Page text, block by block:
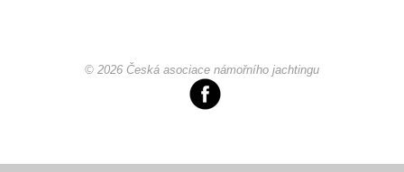
Legislativa
© 2026 Česká asociace námořního jachtingu